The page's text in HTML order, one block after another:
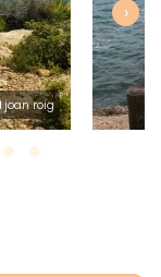
joan roig
›